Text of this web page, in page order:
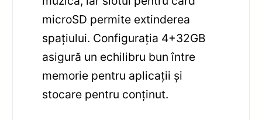
microSD permite extinderea
spațiului. Configurația 4+32GB
asigură un echilibru bun între
memorie pentru aplicații și
stocare pentru conținut.